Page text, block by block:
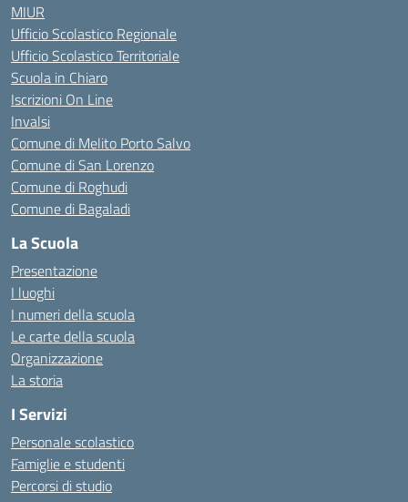
MIUR
Ufficio Scolastico Regionale
Ufficio Scolastico Territoriale
Scuola in Chiaro
Iscrizioni On Line
Invalsi
Comune di Melito Porto Salvo
Comune di San Lorenzo
Comune di Roghudi
Comune di Bagaladi
La Scuola
Presentazione
I luoghi
I numeri della scuola
Le carte della scuola
Organizzazione
La storia
I Servizi
Personale scolastico
Famiglie e studenti
Percorsi di studio